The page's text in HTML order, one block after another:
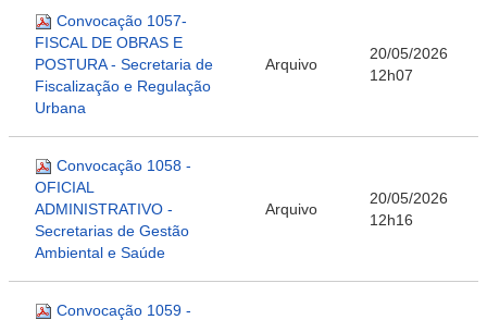
Convocação 1057-
FISCAL DE OBRAS E
POSTURA - Secretaria de
Fiscalização e Regulação
Urbana
Arquivo
20/05/2026
12h07
Convocação 1058 -
OFICIAL
ADMINISTRATIVO -
Secretarias de Gestão
Ambiental e Saúde
Arquivo
20/05/2026
12h16
Convocação 1059 -